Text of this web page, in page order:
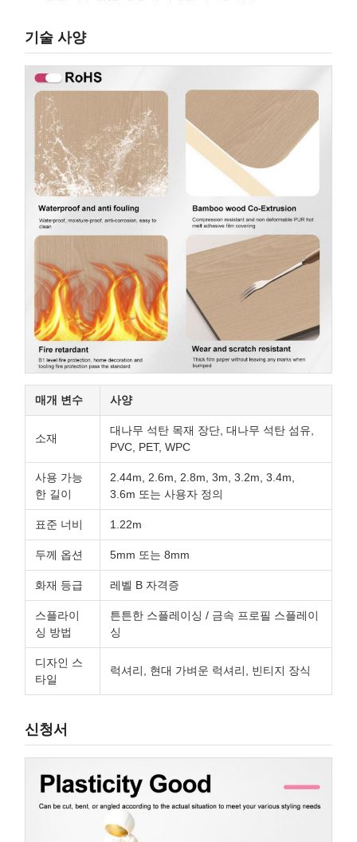
기술 사양
매개 변수 사양
소재
대나무 석탄 목재 장단, 대나무 석탄 섬유,
PVC, PET, WPC
사용 가능
한 길이
2.44m, 2.6m, 2.8m, 3m, 3.2m, 3.4m,
3.6m 또는 사용자 정의
표준 너비 1.22m
두께 옵션 5mm 또는 8mm
화재 등급 레벨 B 자격증
스플라이
싱 방법
튼튼한 스플레이싱 / 금속 프로필 스플레이
싱
디자인 스
타일
럭셔리, 현대 가벼운 럭셔리, 빈티지 장식
신청서